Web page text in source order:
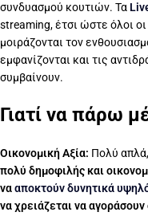
συνδυασμού κουτιών. Τα
streaming, έτσι ώστε όλοι
μοιράζονται τον
εμφανίζονται και τις
συμβαίνουν.
Γιατί να πάρω
Οικονομική Αξία: Πολύ απλά,
πολύ δημοφιλής και
νααποκτούν δυνητικά
να χρειάζεται να αγοράσουν